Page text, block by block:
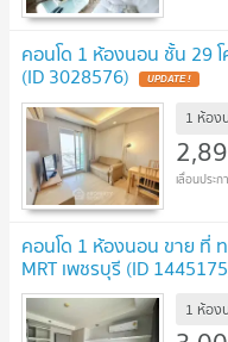
คอนโด 1 ห้องนอน ชั้น 29
(ID 3028576) UPDATE !
1 ห้อง
คอนโด 1 ห้องนอน ขาย ที่
MRT เพชรบุรี (ID
1 ห้อง